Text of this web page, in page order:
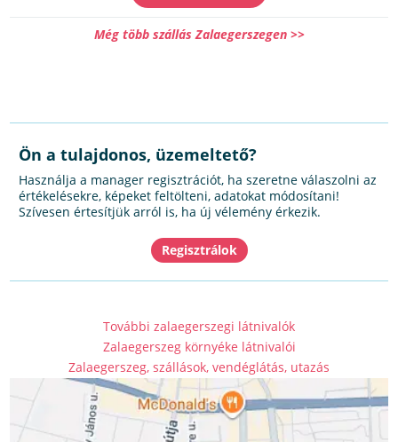
Még több szállás Zalaegerszegen >>
Ön a tulajdonos, üzemeltető?
Használja a manager regisztrációt, ha szeretne válaszolni az
értékelésekre, képeket feltölteni, adatokat módosítani!
Szívesen értesítjük arról is, ha új vélemény érkezik.
További zalaegerszegi látnivalók
Zalaegerszeg környéke látnivalói
Zalaegerszeg, szállások, vendéglátás, utazás